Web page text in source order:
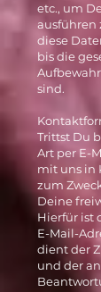
etc., um
ausführen
diese
bis die
sind.
Trittst Du
Art per E-
mit uns in
zum
Deine
Hierfür ist
E-Mail-
dient der
und der